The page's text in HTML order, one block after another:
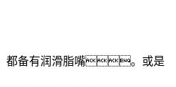
备有润滑脂嘴。或是